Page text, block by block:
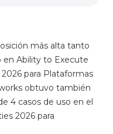
más alta tanto
en Ability to Execute
2026 para Plataformas
obtuvo también
4 casos de uso en el
2026 para